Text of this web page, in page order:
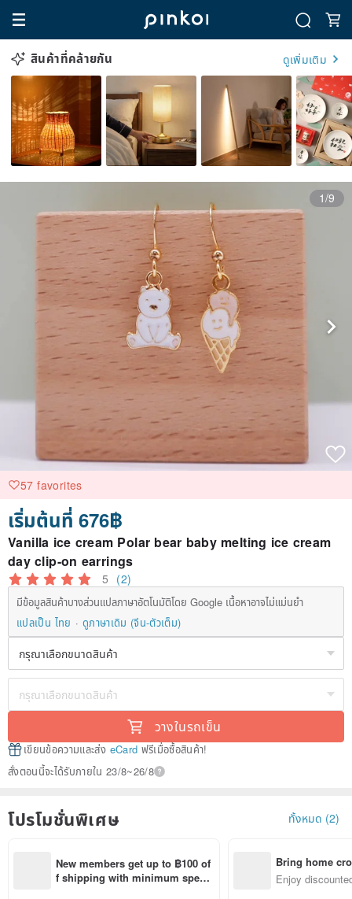
สินค้าที่คล้ายกัน ดูเพิ่มเติม
1/9
57 favorites
เริ่มต้นที่ 676฿
Vanilla ice cream Polar bear baby melting ice cream
day clip-on earrings
5 (2)
มีข้อมูลสินค้าบางส่วนแปลภาษาอัตโนมัติโดย Google เนื้อหาอาจไม่แม่นยำ
แปลเป็น ไทย
ดูภาษาเดิม (จีน-ตัวเต็ม)
วางในรถเข็น
เขียนข้อความและส่ง eCard ฟรีเมื่อซื้อสินค้า!
สั่งตอนนี้จะได้รับภายใน 23/8~26/8
โปรโมชั่นพิเศษ ทั้งหมด (2)
New members get up to ฿100 of
f shipping with minimum spen
Bring home
n with ease
Enjoy